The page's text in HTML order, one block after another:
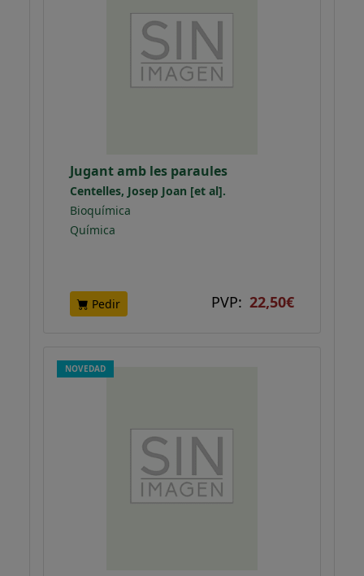
Jugant amb les paraules
Centelles, Josep Joan [et al].
Bioquímica
Química
Pedir PVP: 22,50€
NOVEDAD